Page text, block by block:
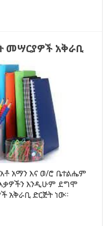
መሣርያዎች አቅራቢ
አማን እና ወ/ሮ ቤተልሔም
እቃዎችን እንዲሁም ደግሞ
አቅራቢ ድርጅት ነው።